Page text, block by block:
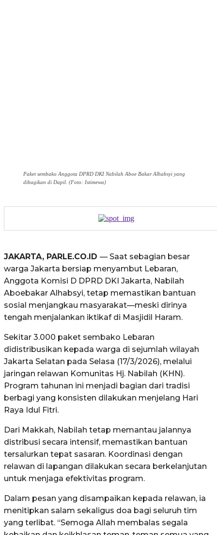
Paket sembako Anggota DPRD DKI Nabilah Aboe Bakar Alhabsyi yang
dibagikan di Dapil. (Foto: Istimewa)
JAKARTA, PARLE.CO.ID — Saat sebagian besar
warga Jakarta bersiap menyambut Lebaran,
Anggota Komisi D DPRD DKI Jakarta, Nabilah
Aboebakar Alhabsyi, tetap memastikan bantuan
sosial menjangkau masyarakat—meski dirinya
tengah menjalankan iktikaf di Masjidil Haram.
Sekitar 3.000 paket sembako Lebaran
didistribusikan kepada warga di sejumlah wilayah
Jakarta Selatan pada Selasa (17/3/2026), melalui
jaringan relawan Komunitas Hj. Nabilah (KHN).
Program tahunan ini menjadi bagian dari tradisi
berbagi yang konsisten dilakukan menjelang Hari
Raya Idul Fitri.
Dari Makkah, Nabilah tetap memantau jalannya
distribusi secara intensif, memastikan bantuan
tersalurkan tepat sasaran. Koordinasi dengan
relawan di lapangan dilakukan secara berkelanjutan
untuk menjaga efektivitas program.
Dalam pesan yang disampaikan kepada relawan, ia
menitipkan salam sekaligus doa bagi seluruh tim
yang terlibat. “Semoga Allah membalas segala